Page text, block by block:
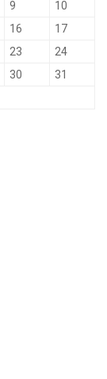
9
10
16
17
23
24
30 31